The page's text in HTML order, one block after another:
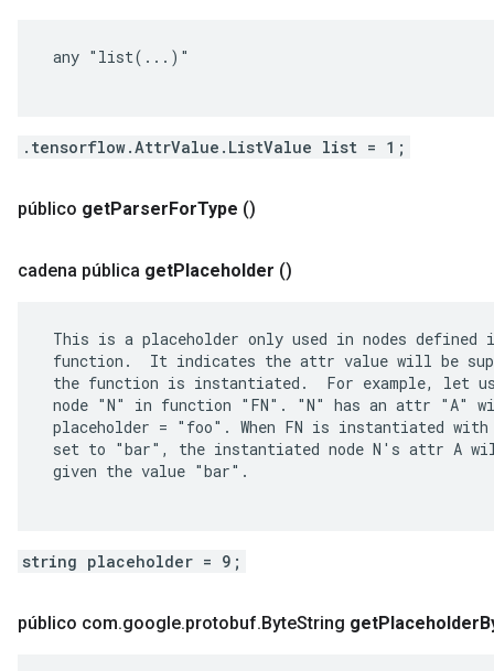
any "list(...)"
.tensorflow.AttrValue.ListValue list = 1;
público getParserForType ()
cadena pública getPlaceholder ()
This is a placeholder only used in nodes defined
function.  It indicates the attr value will be
the function is instantiated.  For example, let us
node "N" in function "FN". "N" has an attr "A"
placeholder = "foo". When FN is instantiated
set to "bar", the instantiated node N's attr A
given the value "bar".
string placeholder = 9;
público com.google.protobuf.ByteString getPlaceholder